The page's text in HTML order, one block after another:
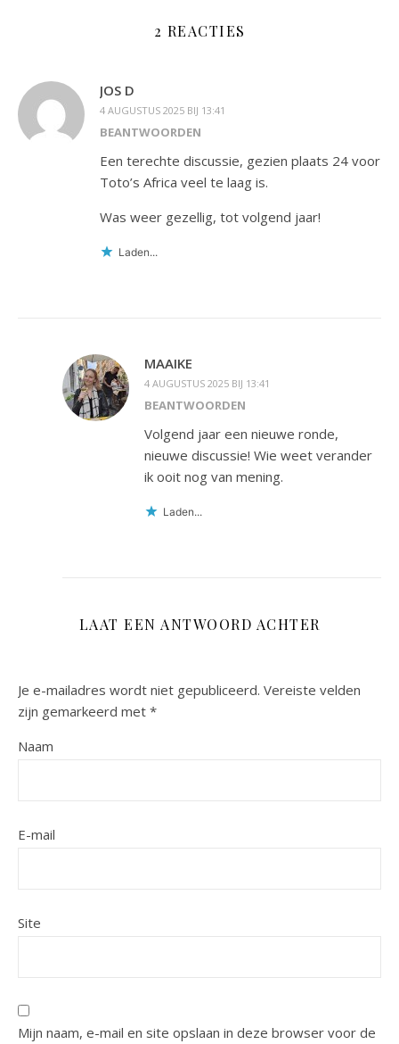
2 REACTIES
JOS D
4 AUGUSTUS 2025 BIJ 13:41
BEANTWOORDEN
Een terechte discussie, gezien plaats 24 voor
Toto’s Africa veel te laag is.
Was weer gezellig, tot volgend jaar!
Laden...
MAAIKE
4 AUGUSTUS 2025 BIJ 13:41
BEANTWOORDEN
Volgend jaar een nieuwe ronde,
nieuwe discussie! Wie weet verander
ik ooit nog van mening.
Laden...
LAAT EEN ANTWOORD ACHTER
Je e-mailadres wordt niet gepubliceerd. Vereiste velden
zijn gemarkeerd met *
Naam
E-mail
Site
Mijn naam, e-mail en site opslaan in deze browser voor de